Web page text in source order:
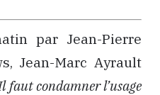
par Jean-Pierre
Jean-Marc Ayrault
faut condamner l’usage